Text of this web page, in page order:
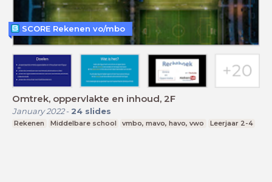
Omtrek, oppervlakte en inhoud, 2F
January 2022- 24 slides
Rekenen Middelbare school vmbo, mavo, havo, vwo Leerjaar 2-4
SCORE Rekenen vo/mbo